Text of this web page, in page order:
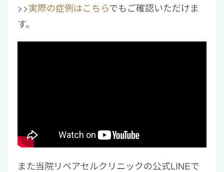
>>実際の症例はこちらでもご確認いただけま
す。
また当院リペアセルクリニックの公式LINEで